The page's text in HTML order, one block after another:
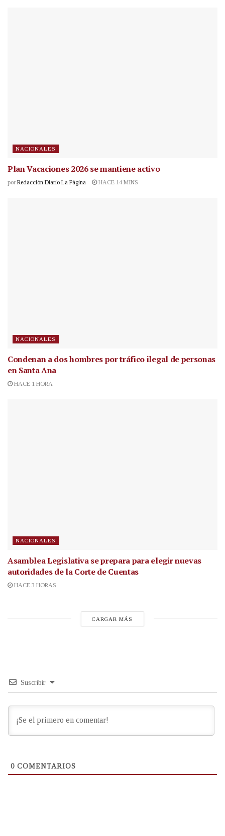
NACIONALES
Plan Vacaciones 2026 se mantiene activo
por Redacción Diario La Página HACE 14 MINS
NACIONALES
Condenan a dos hombres por tráfico ilegal de personas
en Santa Ana
HACE 1 HORA
NACIONALES
Asamblea Legislativa se prepara para elegir nuevas
autoridades de la Corte de Cuentas
HACE 3 HORAS
CARGAR MÁS
Suscribir
0 COMENTARIOS